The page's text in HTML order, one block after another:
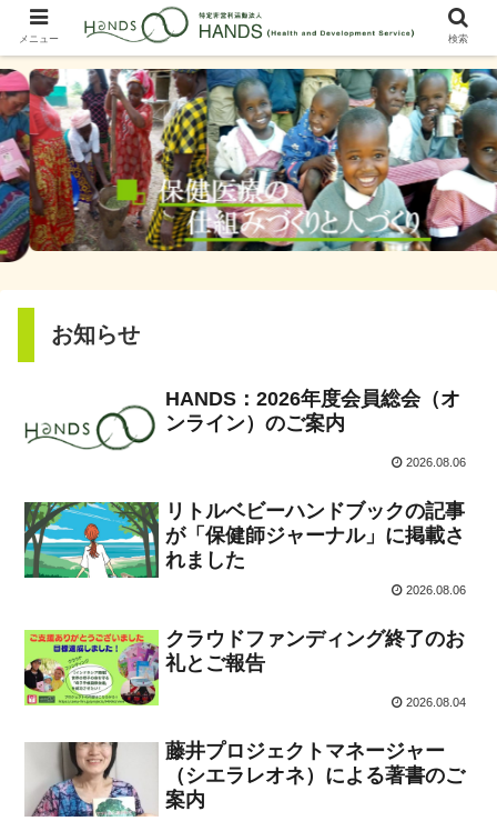
お知らせ
HANDS：2026年度会員総会（オ
ンライン）のご案内
2026.08.06
リトルベビーハンドブックの記事
が「保健師ジャーナル」に掲載さ
れました
2026.08.06
クラウドファンディング終了のお
礼とご報告
2026.08.04
藤井プロジェクトマネージャー
（シエラレオネ）による著書のご
案内
メニュー 検索